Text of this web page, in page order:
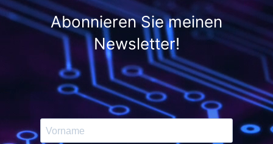
Abonnieren Sie meinen
Newsletter!